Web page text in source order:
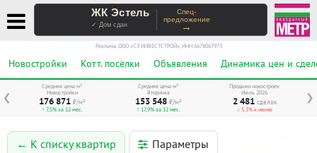
ЖК Эстель
✓ Дом сдан
Спец-
предложение
→
Реклама. ООО «СЗ ИНВЕСТСТРОЙ», ИНН 6678067973
Новостройки Котт. посёлки Объявления Динамика цен и
❮ ❯
Средняя цена м²
Новостройки
176 871 ₽/м²
↑ 7,5% за 12 мес.
Средняя цена м²
Вторичка
153 548 ₽/м²
↑ 17,9% за 12 мес.
Продажи новостроек
Июль 2026
2 481 сделок
↓ 5,3% к июню
← К списку квартир Параметры